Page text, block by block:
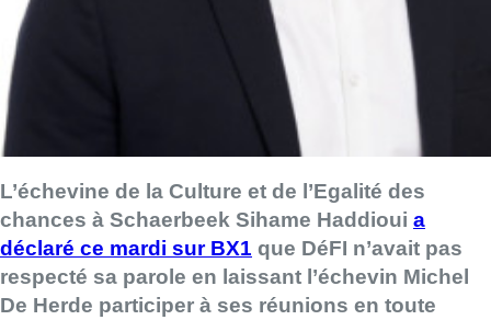
L’échevine de la Culture et de l’Egalité des
chances à Schaerbeek Sihame Haddioui a
déclaré ce mardi sur BX1 que DéFI n’avait pas
respecté sa parole en laissant l’échevin Michel
De Herde participer à ses réunions en toute